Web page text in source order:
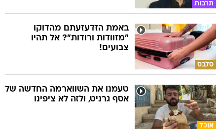
תרבות
סלבס
באמת הזדעזעתם מהדוקו
"מזוודות ורודות"? אל תהיו
צבועים!
אוכל
טעמנו את השווארמה החדשה של
אסף גרניט, ולזה לא ציפינו